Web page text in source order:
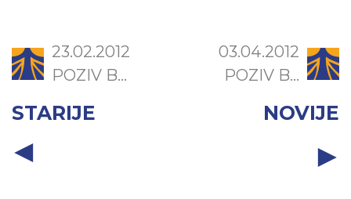
23.02.2012
POZIV B...
STARIJE
03.04.2012
POZIV B...
NOVIJE